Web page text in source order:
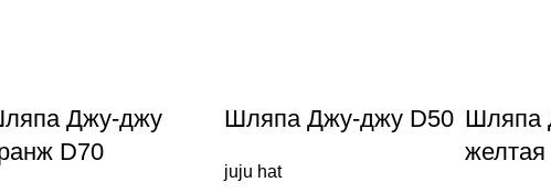
Джу-джу
D70
Шляпа Джу-джу D50
juju hat
Шляпа
желтая